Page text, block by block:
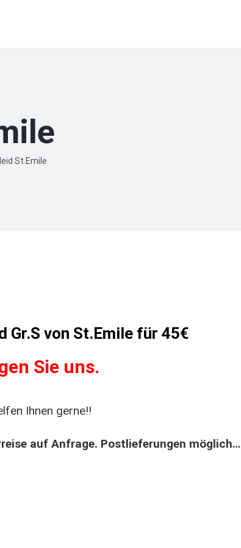
St.Emile
Gr.S von St.Emile für 45€
Sie uns.
Ihnen gerne!!
auf Anfrage. Postlieferungen möglich…